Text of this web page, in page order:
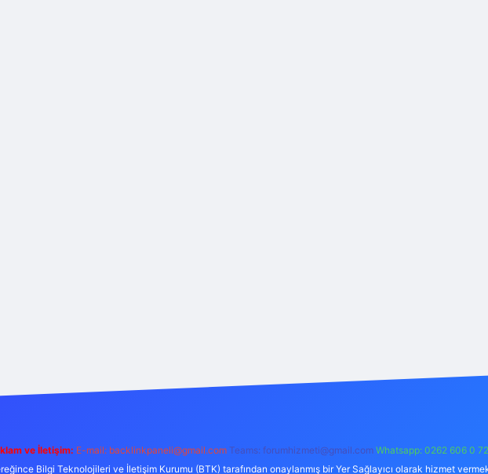
ve İletişim: E-mail: backlinkpaneli@gmail.com Teams: forumhizmeti@gmail.com Whatsapp: 0262 606 0
Bilgi Teknolojileri ve İletişim Kurumu (BTK) tarafından onaylanmış bir Yer Sağlayıcı olarak hizmet